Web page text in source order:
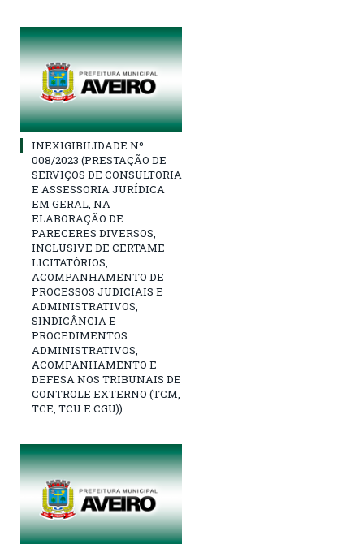
INEXIGIBILIDADE Nº
008/2023 (PRESTAÇÃO DE
SERVIÇOS DE CONSULTORIA
E ASSESSORIA JURÍDICA
EM GERAL, NA
ELABORAÇÃO DE
PARECERES DIVERSOS,
INCLUSIVE DE CERTAME
LICITATÓRIOS,
ACOMPANHAMENTO DE
PROCESSOS JUDICIAIS E
ADMINISTRATIVOS,
SINDICÂNCIA E
PROCEDIMENTOS
ADMINISTRATIVOS,
ACOMPANHAMENTO E
DEFESA NOS TRIBUNAIS DE
CONTROLE EXTERNO (TCM,
TCE, TCU E CGU))